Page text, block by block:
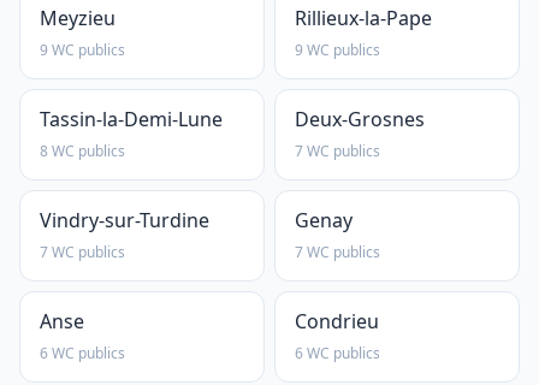
Meyzieu
9 WC publics
Rillieux-la-Pape
9 WC publics
Tassin-la-Demi-Lune
8 WC publics
Deux-Grosnes
7 WC publics
Vindry-sur-Turdine
7 WC publics
Genay
7 WC publics
Anse
6 WC publics
Condrieu
6 WC publics